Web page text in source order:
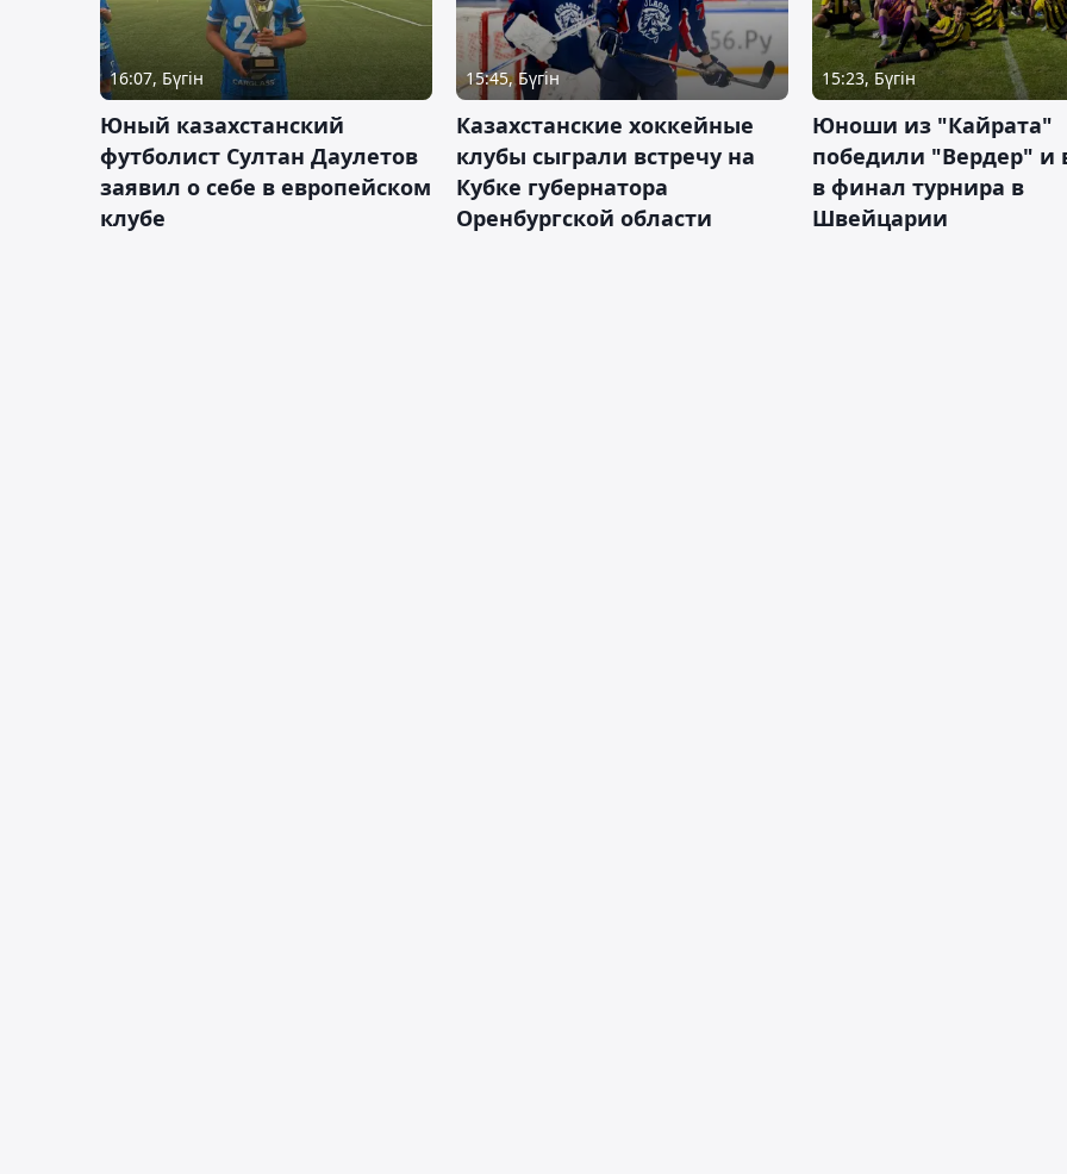
16:07, Бүгін
Юный казахстанский
футболист Султан Даулетов
заявил о себе в европейском
клубе
15:45, Бүгін
Казахстанские хоккейные
клубы сыграли встречу на
Кубке губернатора
Оренбургской области
15:23, Бүгін
Юноши из "Кайрата"
победили "Вердер"
в финал турнира в
Швейцарии